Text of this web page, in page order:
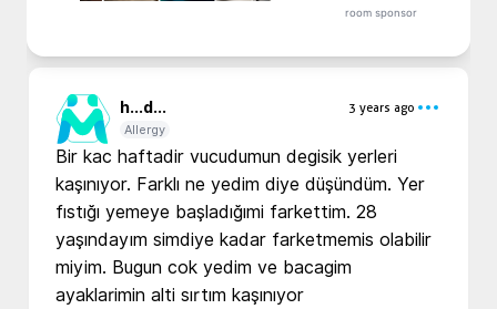
room sponsor
h...d...
3 years ago
Allergy
Bir kac haftadir vucudumun degisik yerleri
kaşınıyor. Farklı ne yedim diye düşündüm. Yer
fıstığı yemeye başladığımi farkettim. 28
yaşındayım simdiye kadar farketmemis olabilir
miyim. Bugun cok yedim ve bacagim
ayaklarimin alti sırtım kaşınıyor